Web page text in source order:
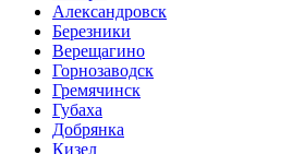
Александровск
Березники
Верещагино
Горнозаводск
Гремячинск
Губаха
Добрянка
Кизел